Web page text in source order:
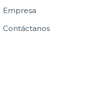
Empresa
Contáctanos